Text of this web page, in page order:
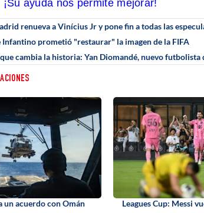
ayuda nos permite mejorar!
renueva a Vinícius Jr y pone fin a todas las
Infantino prometió "restaurar" la imagen de la FIFA
cambia la historia: Yan Diomandé, nuevo futbolista
un acuerdo con Omán
Leagues Cup: Messi